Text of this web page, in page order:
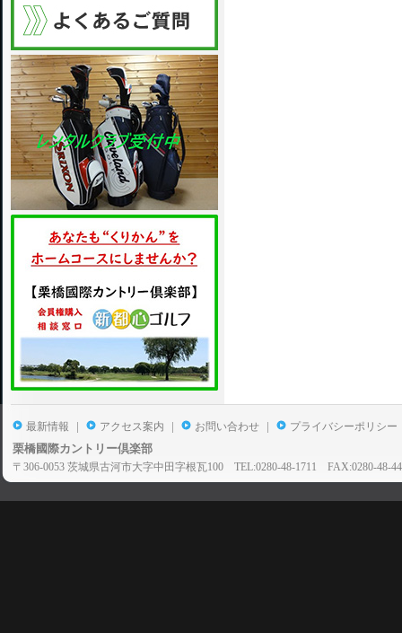
最新情報 | アクセス案内 | お問い合わせ | プライバシーポリシー
栗橋國際カントリー倶楽部
〒306-0053 茨城県古河市大字中田字根瓦100 TEL:0280-48-1711 FAX:0280-48-